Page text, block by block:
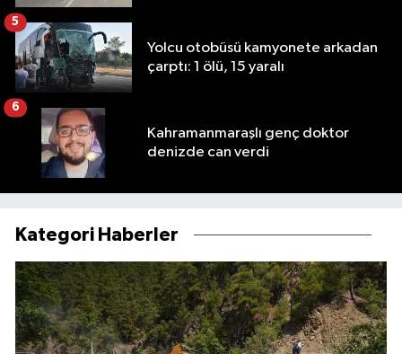
Yolcu otobüsü kamyonete arkadan
çarptı: 1 ölü, 15 yaralı
5
Kahramanmaraşlı genç doktor
denizde can verdi
6
Kategori Haberler